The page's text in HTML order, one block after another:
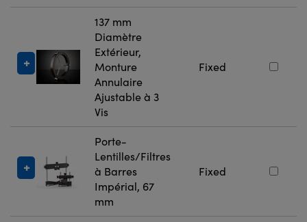
137 mm
Diamètre
Extérieur,
Monture
Annulaire
Ajustable à 3
Vis
Fixed
Porte-
Lentilles/Filtres
à Barres
Impérial, 67
mm
Fixed